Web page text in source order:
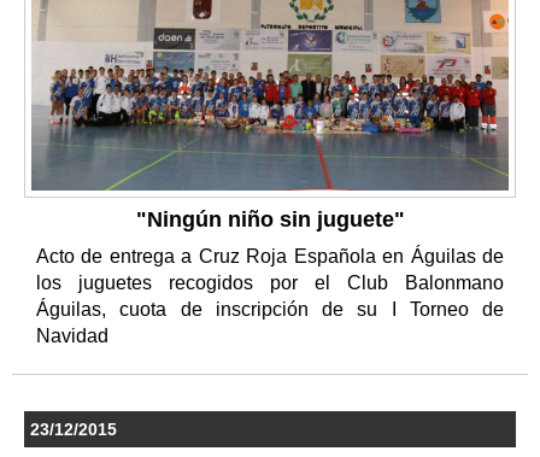
"Ningún niño sin juguete"
Acto de entrega a Cruz Roja Española en Águilas de
los juguetes recogidos por el Club Balonmano
Águilas, cuota de inscripción de su I Torneo de
Navidad
23/12/2015